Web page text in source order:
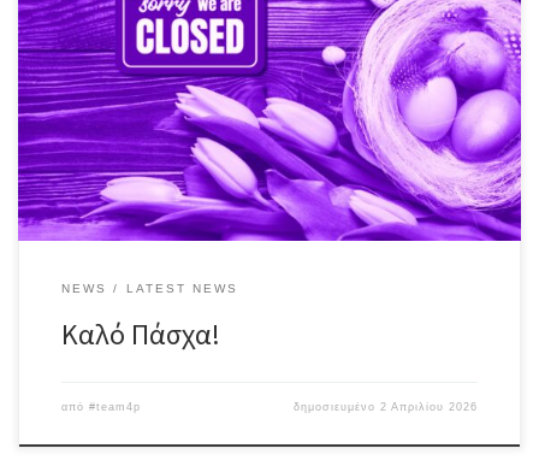
H ομάδα διακοπάρει για τις απαραίτητες ανάσες Καλό Πάσχα φίλες
& φίλοι!! #egalite_pub #easterholidays #2k26
NEWS LATEST NEWS
Καλό Πάσχα!
από #team4p δημοσιευμένο 2 Απριλίου 2026